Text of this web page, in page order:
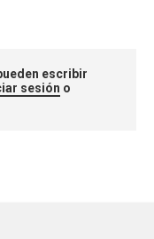
escribir
sesión o